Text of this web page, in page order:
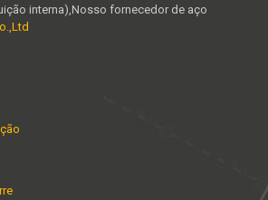
interna),Nosso fornecedor de aço